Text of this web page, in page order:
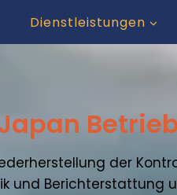
Dienstleistungen
der
und